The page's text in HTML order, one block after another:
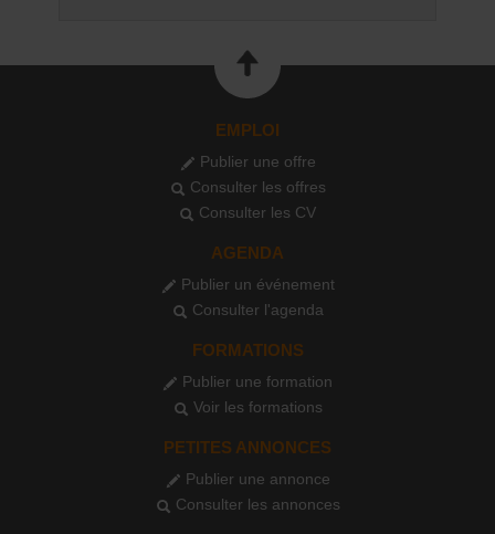
EMPLOI
Publier une offre
Consulter les offres
Consulter les CV
AGENDA
Publier un événement
Consulter l'agenda
FORMATIONS
Publier une formation
Voir les formations
PETITES ANNONCES
Publier une annonce
Consulter les annonces